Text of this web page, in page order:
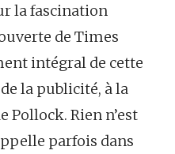
la fascination
de Times
intégral de cette
la publicité, à la
Pollock. Rien n’est
parfois dans